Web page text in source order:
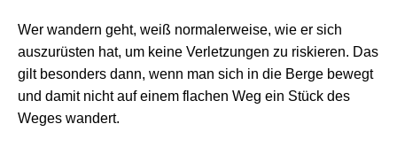
Wer wandern geht, weiß normalerweise, wie er sich
auszurüsten hat, um keine Verletzungen zu riskieren. Das
gilt besonders dann, wenn man sich in die Berge bewegt
und damit nicht auf einem flachen Weg ein Stück des
Weges wandert.